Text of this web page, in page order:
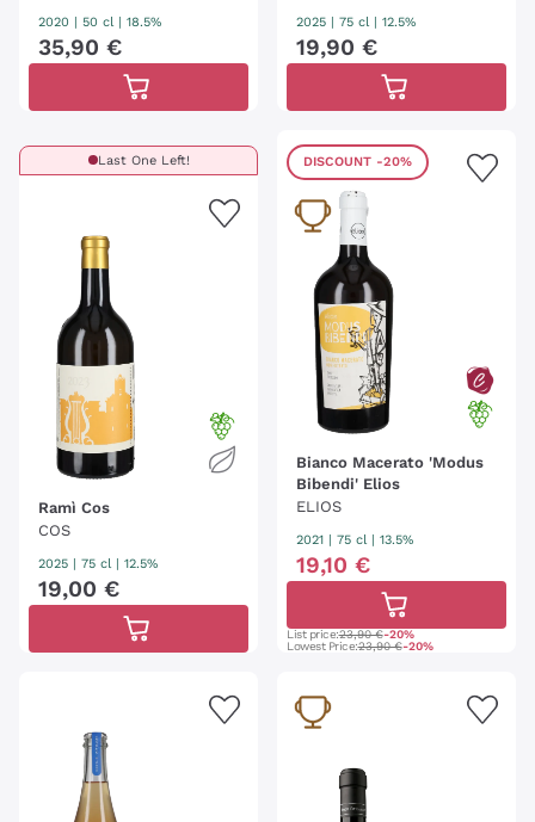
2020 50 cl | 18.5%
35,90 €
2025 75 cl | 12.5%
19,90 €
Last One Left!
Ramì Cos
COS
2025 75 cl | 12.5%
19,00 €
DISCOUNT -20%
Bianco Macerato 'Modus
Bibendi' Elios
ELIOS
2021 75 cl | 13.5%
19,10 €
List price:23,90 €-20%
Lowest Price:23,90 €-20%